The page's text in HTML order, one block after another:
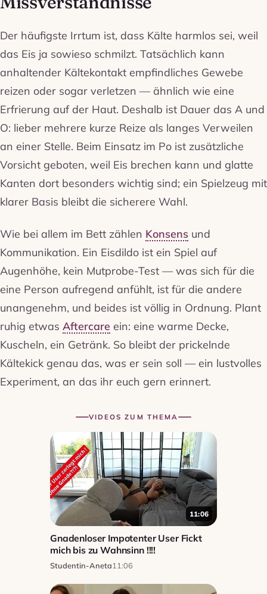
Der häufigste Irrtum ist, dass Kälte harmlos sei, weil
das Eis ja sowieso schmilzt. Tatsächlich kann
anhaltender Kältekontakt empfindliches Gewebe
reizen oder sogar verletzen — ähnlich wie eine
Erfrierung auf der Haut. Deshalb ist Dauer das A und
O: lieber mehrere kurze Reize als langes Verweilen
an einer Stelle. Beim Einsatz im Po ist zusätzliche
Vorsicht geboten, weil Eis brechen kann und glatte
Kanten dort besonders wichtig sind; ein Spielzeug mit
klarer Basis bleibt die sicherere Wahl.
Wie bei allem im Bett zählen Konsens und
Kommunikation. Ein Eisdildo ist ein Spiel auf
Augenhöhe, kein Mutprobe-Test — was sich für die
eine Person aufregend anfühlt, ist für die andere
unangenehm, und beides ist völlig in Ordnung. Plant
ruhig etwas Aftercare ein: eine warme Decke,
Kuscheln, ein Getränk. So bleibt der prickelnde
Kältekick genau das, was er sein soll — ein lustvolles
Experiment, an das ihr euch gern erinnert.
VIDEOS ZUM THEMA
11:06
Gnadenloser Impotenter User Fickt
mich bis zu Wahnsinn !!!!
Studentin-Aneta11:06